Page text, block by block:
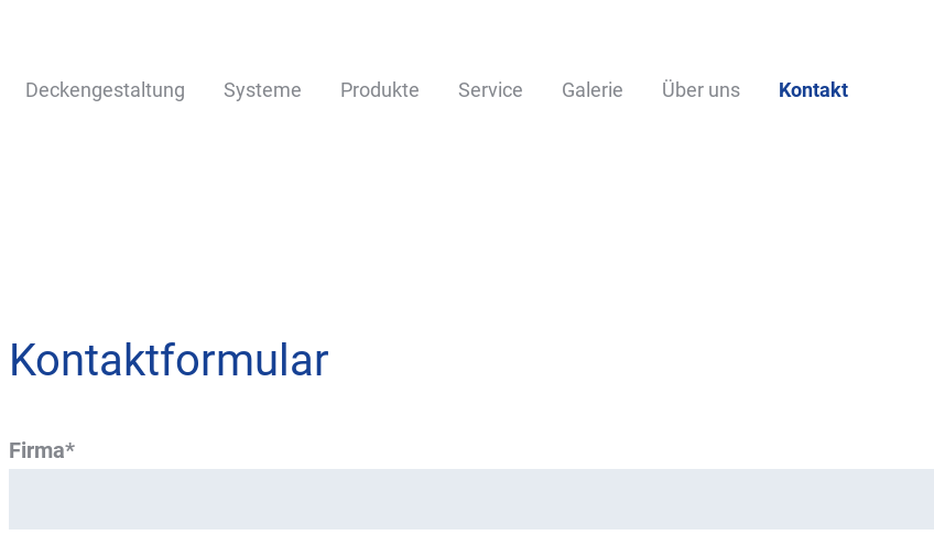
Deckengestaltung Systeme Produkte Service Galerie Über uns Kontakt
Kontaktformular
Firma*